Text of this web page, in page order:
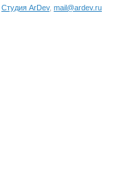
Студия ArDev, mail@ardev.ru